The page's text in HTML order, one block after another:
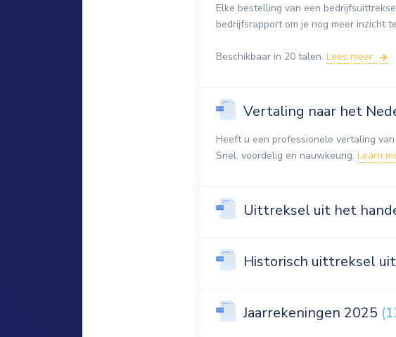
Elke bestelling van een
bedrijfsrapport om je nog meer inzicht
Beschikbaar in 20 talen. Lees meer
Vertaling naar het
Heeft u een professionele vertaling
Snel, voordelig en nauwkeurig. Learn
Uittreksel uit het
Historisch uittreksel
Jaarrekeningen 2025